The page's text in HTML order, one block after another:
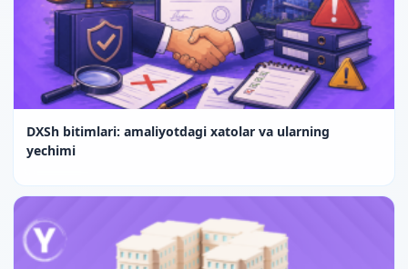
DXSh bitimlari: amaliyotdagi xatolar va ularning
yechimi